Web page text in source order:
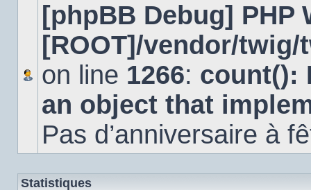
[phpBB Debug] PHP
[ROOT]/vendor/
on line 1266: count():
an object that
Pas d’anniversaire à
Statistiques